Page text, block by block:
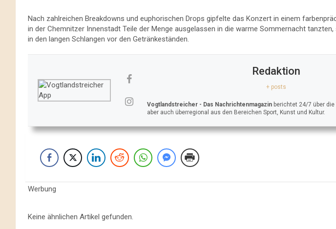
Nach zahlreichen Breakdowns und euphorischen Drops gipfelte das Konzert in einem
in der Chemnitzer Innenstadt Teile der Menge ausgelassen in die warme Sommernacht tanzten,
in den langen Schlangen vor den Getränkeständen.
Redaktion
+ posts
Vogtlandstreicher - Das Nachrichtenmagazin berichtet 24/7 über
aber auch überregional aus den Bereichen Sport, Kunst und Kultur.
Werbung
Keine ähnlichen Artikel gefunden.